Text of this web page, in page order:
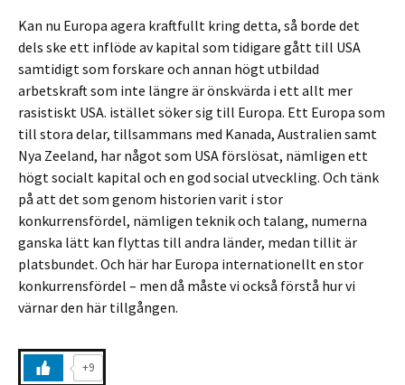
Kan nu Europa agera kraftfullt kring detta, så borde det
dels ske ett inflöde av kapital som tidigare gått till USA
samtidigt som forskare och annan högt utbildad
arbetskraft som inte längre är önskvärda i ett allt mer
rasistiskt USA. istället söker sig till Europa. Ett Europa som
till stora delar, tillsammans med Kanada, Australien samt
Nya Zeeland, har något som USA förslösat, nämligen ett
högt socialt kapital och en god social utveckling. Och tänk
på att det som genom historien varit i stor
konkurrensfördel, nämligen teknik och talang, numerna
ganska lätt kan flyttas till andra länder, medan tillit är
platsbundet. Och här har Europa internationellt en stor
konkurrensfördel – men då måste vi också förstå hur vi
värnar den här tillgången.
+9